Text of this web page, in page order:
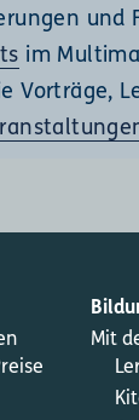
und
im
Vorträge,
Mit